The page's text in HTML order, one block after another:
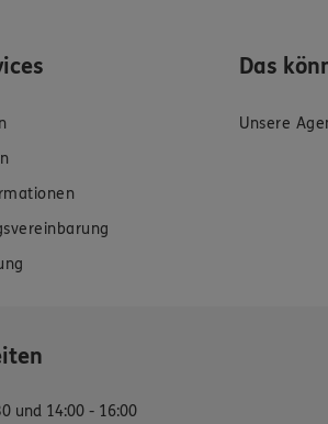
Das
Unsere
und 14:00 - 16:00